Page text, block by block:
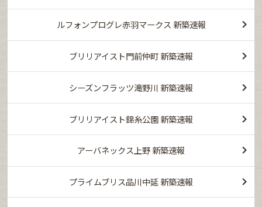
ルフォンプログレ赤羽マークス 新築速報
ブリリアイスト門前仲町 新築速報
シーズンフラッツ滝野川 新築速報
ブリリアイスト錦糸公園 新築速報
アーバネックス上野 新築速報
プライムブリス品川中延 新築速報